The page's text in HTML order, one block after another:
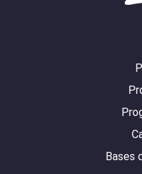
Bases